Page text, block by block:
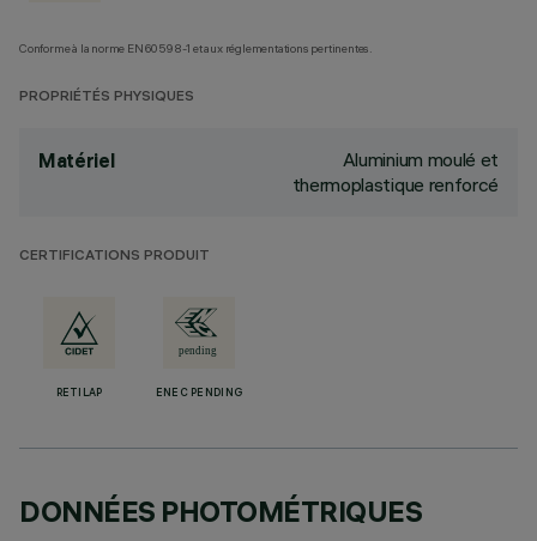
Conforme à la norme EN60598-1 et aux réglementations pertinentes.
PROPRIÉTÉS PHYSIQUES
Matériel
Aluminium moulé et
thermoplastique renforcé
CERTIFICATIONS PRODUIT
RETILAP ENEC PENDING
DONNÉES PHOTOMÉTRIQUES